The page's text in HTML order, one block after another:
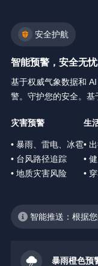
安全护航
智能预警，安全无忧
基于权威气象数据和
警。守护您的安全。基
灾害预警
• 暴雨、雷电、冰雹
• 台风路径追踪
• 地质灾害风险
生
•
•
•
智能推送：根据
暴雨橙色预